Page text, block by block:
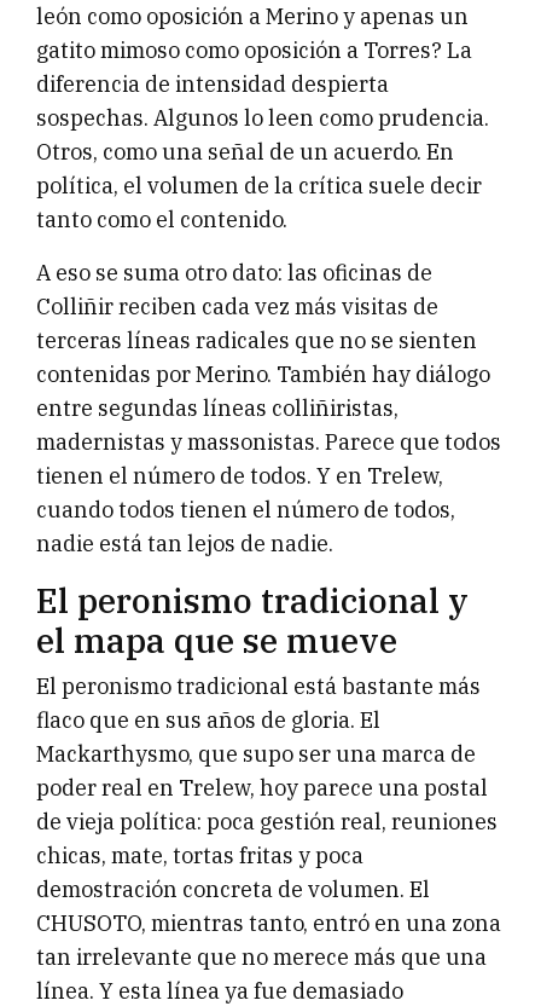
león como oposición a Merino y apenas un
gatito mimoso como oposición a Torres? La
diferencia de intensidad despierta
sospechas. Algunos lo leen como prudencia.
Otros, como una señal de un acuerdo. En
política, el volumen de la crítica suele decir
tanto como el contenido.
A eso se suma otro dato: las oficinas de
Colliñir reciben cada vez más visitas de
terceras líneas radicales que no se sienten
contenidas por Merino. También hay diálogo
entre segundas líneas colliñiristas,
madernistas y massonistas. Parece que todos
tienen el número de todos. Y en Trelew,
cuando todos tienen el número de todos,
nadie está tan lejos de nadie.
El peronismo tradicional y
el mapa que se mueve
El peronismo tradicional está bastante más
flaco que en sus años de gloria. El
Mackarthysmo, que supo ser una marca de
poder real en Trelew, hoy parece una postal
de vieja política: poca gestión real, reuniones
chicas, mate, tortas fritas y poca
demostración concreta de volumen. El
CHUSOTO, mientras tanto, entró en una zona
tan irrelevante que no merece más que una
línea. Y esta línea ya fue demasiado